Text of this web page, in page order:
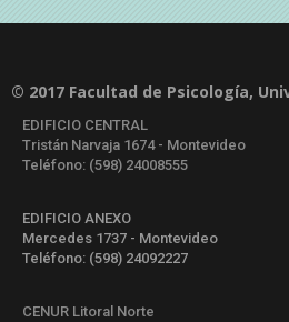
© 2017 Facultad de Psicología,
EDIFICIO CENTRAL
Tristán Narvaja 1674 - Montevideo
Teléfono: (598) 24008555
EDIFICIO ANEXO
Mercedes 1737 - Montevideo
Teléfono: (598) 24092227
CENUR Litoral Norte